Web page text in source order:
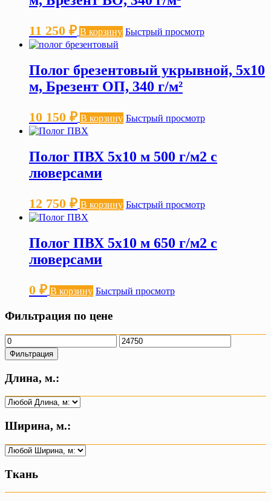
11 250 ₽ В корзину Быстрый просмотр
Полог брезентовый укрывной, 5х10
м, Брезент ОП, 340 г/м²
10 150 ₽ В корзину Быстрый просмотр
Полог ПВХ 5х10 м 500 г/м2 с
люверсами
12 750 ₽ В корзину Быстрый просмотр
Полог ПВХ 5х10 м 650 г/м2 с
люверсами
0 ₽ В корзину Быстрый просмотр
Фильтрация по цене
Минимальная
цена
Максимальная
цена
Фильтрация
Длина, м.:
Ширина, м.:
Ткань